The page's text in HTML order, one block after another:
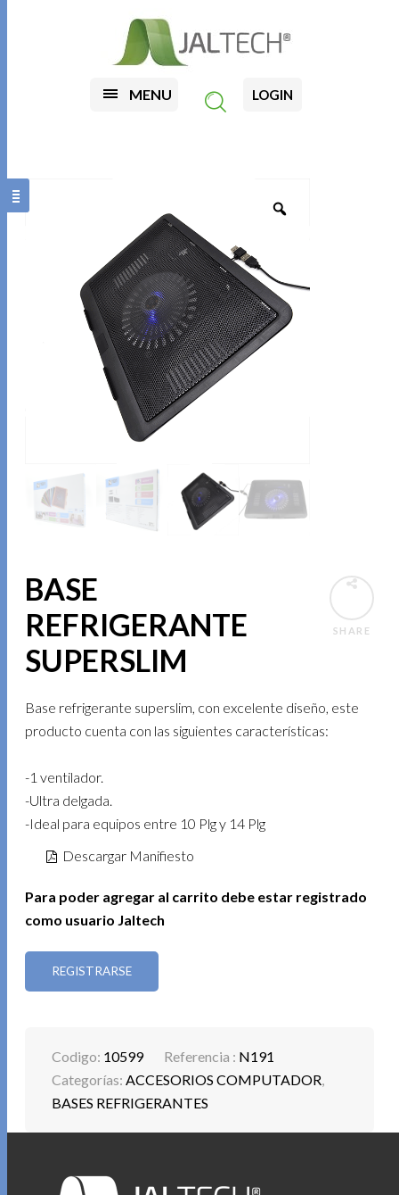
MENU LOGIN
SHARE
BASE
REFRIGERANTE
SUPERSLIM
Base refrigerante superslim, con excelente diseño, este
producto cuenta con las siguientes características:
-1 ventilador.
-Ultra delgada.
-Ideal para equipos entre 10 Plg y 14 Plg
Descargar Manifiesto
Para poder agregar al carrito debe estar registrado
como usuario Jaltech
REGISTRARSE
Codigo: 10599 Referencia : N191
Categorías:ACCESORIOS COMPUTADOR,
BASES REFRIGERANTES